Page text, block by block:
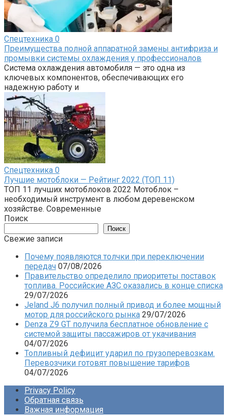
Спецтехника 0
Преимущества полной аппаратной замены антифриза и
промывки системы охлаждения у профессионалов
Система охлаждения автомобиля — это одна из
ключевых компонентов, обеспечивающих его
надежную работу и
Спецтехника 0
Лучшие мотоблоки — Рейтинг 2022 (ТОП 11)
ТОП 11 лучших мотоблоков 2022 Мотоблок –
необходимый инструмент в любом деревенском
хозяйстве. Современные
Поиск
Поиск
Свежие записи
Почему появляются толчки при переключении
передач 07/08/2026
Правительство определило приоритеты поставок
топлива. Российские АЗС оказались в конце списка
29/07/2026
Jeland J6 получил полный привод и более мощный
мотор для российского рынка 29/07/2026
Denza Z9 GT получила бесплатное обновление с
системой защиты пассажиров от укачивания
04/07/2026
Топливный дефицит ударил по грузоперевозкам.
Перевозчики готовят повышение тарифов
04/07/2026
Privacy Policy
Обратная связь
Важная информация